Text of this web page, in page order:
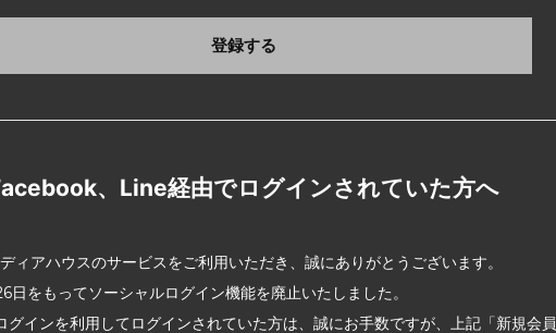
登録する
、Line経由でログインされていた方へ
ィアハウスのサービスをご利用いただき、誠にありがとうございます。
日をもってソーシャルログイン機能を廃止いたしました。
グインを利用してログインされていた方は、誠にお手数ですが、上記「新規会員